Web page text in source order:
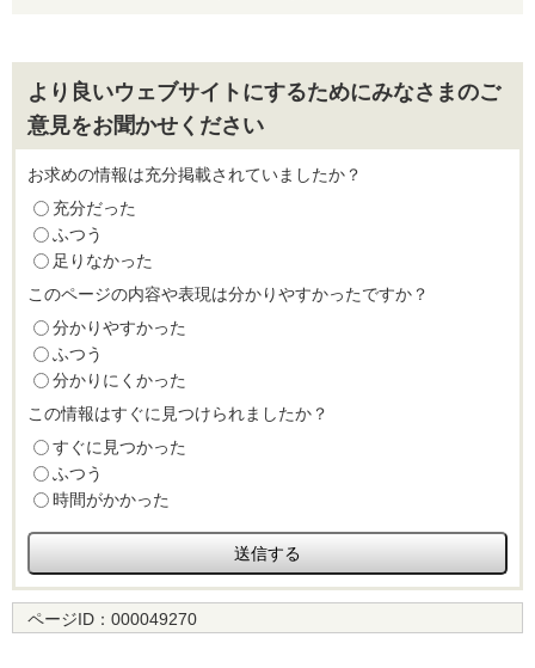
より良いウェブサイトにするためにみなさまのご
意見をお聞かせください
お求めの情報は充分掲載されていましたか？
充分だった
ふつう
足りなかった
このページの内容や表現は分かりやすかったですか？
分かりやすかった
ふつう
分かりにくかった
この情報はすぐに見つけられましたか？
すぐに見つかった
ふつう
時間がかかった
ページID： 000049270